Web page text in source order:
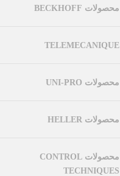
محصولات BECKHOFF
TELEMECANIQUE
محصولات UNI-PRO
محصولات HELLER
محصولات CONTROL
TECHNIQUES